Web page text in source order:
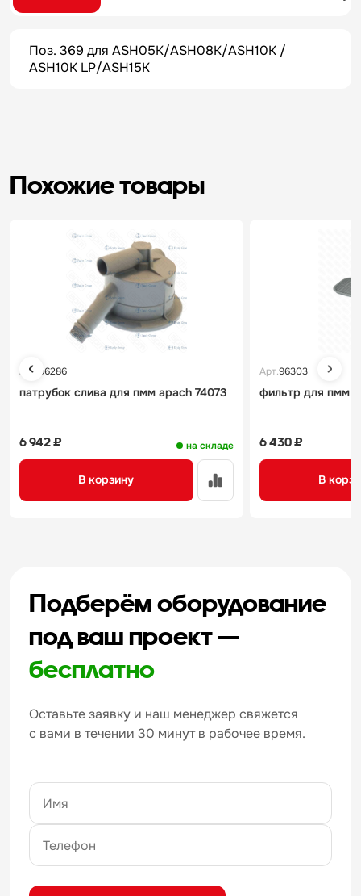
Поз. 369 для ASH05K/ASH08K/ASH10K /
ASH10K LP/ASH15K
Похожие товары
Арт. 96286
патрубок слива для пмм apach 74073
на складе
6 942 ₽
В корзину
Арт.96303
фильтр для пмм
6 430 ₽
В
Подберём оборудование
под ваш проект —
бесплатно
Оставьте заявку и наш менеджер свяжется
с вами в течении 30 минут в рабочее время.